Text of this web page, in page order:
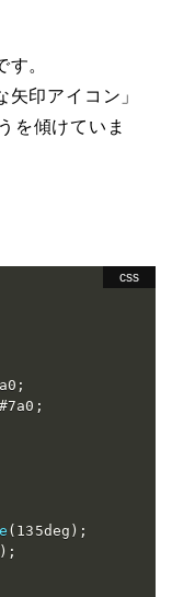
。
印アイコン」
を傾けていま
;
;
( 135deg ) ;
) ;